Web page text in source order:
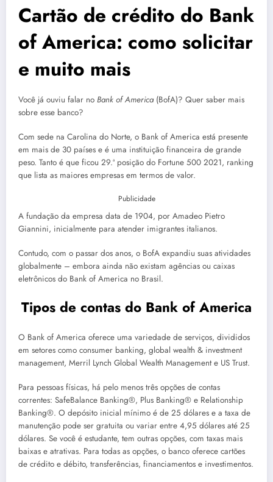
Cartão de crédito do Bank
of America: como solicitar
e muito mais
Você já ouviu falar no Bank of America(BofA)? Quer saber mais
sobre esse banco?
Com sede na Carolina do Norte, o Bank of America está presente
em mais de 30 países e é uma instituição financeira de grande
peso. Tanto é que ficou 29.ª posição do Fortune 500 2021, ranking
que lista as maiores empresas em termos de valor.
Publicidade
A fundação da empresa data de 1904, por Amadeo Pietro
Giannini, inicialmente para atender imigrantes italianos.
Contudo, com o passar dos anos, o BofA expandiu suas atividades
globalmente – embora ainda não existam agências ou caixas
eletrônicos do Bank of America no Brasil.
Tipos de contas do Bank of America
O Bank of America oferece uma variedade de serviços, divididos
em setores como consumer banking, global wealth & investment
management, Merril Lynch Global Wealth Management e US Trust.
Para pessoas físicas, há pelo menos três opções de contas
correntes: SafeBalance Banking®, Plus Banking® e Relationship
Banking®. O depósito inicial mínimo é de 25 dólares e a taxa de
manutenção pode ser gratuita ou variar entre 4,95 dólares até 25
dólares. Se você é estudante, tem outras opções, com taxas mais
baixas e atrativas. Para todas as opções, o banco oferece cartões
de crédito e débito, transferências, financiamentos e investimentos.